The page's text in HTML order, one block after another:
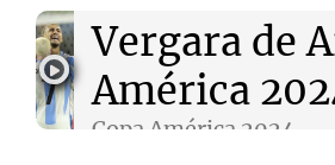
Vergara de
América
Copa América 2024